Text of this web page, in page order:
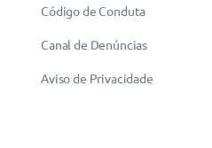
Código de Conduta
Canal de Denúncias
Aviso de Privacidade